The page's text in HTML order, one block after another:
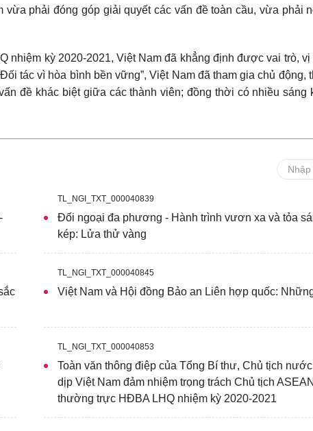
phải đóng góp giải quyết các vấn đề toàn cầu, vừa phải
kỳ 2020-2021, Việt Nam đã khẳng định được vai trò,
tác vì hòa bình bền vững”, Việt Nam đã tham gia chủ
đề khác biệt giữa các thành viên; đồng thời có nhiều sáng
TL_NGI_TXT_000040839
Đối ngoại đa phương - Hành trình vươn xa và tỏa
kép: Lửa thử vàng
TL_NGI_TXT_000040845
Việt Nam và Hội đồng Bảo an Liên hợp quốc:
TL_NGI_TXT_000040853
Toàn văn thông điệp của Tổng Bí thư, Chủ tịch
dịp Việt Nam đảm nhiệm trọng trách Chủ tịch
thường trực HĐBA LHQ nhiệm kỳ 2020-2021